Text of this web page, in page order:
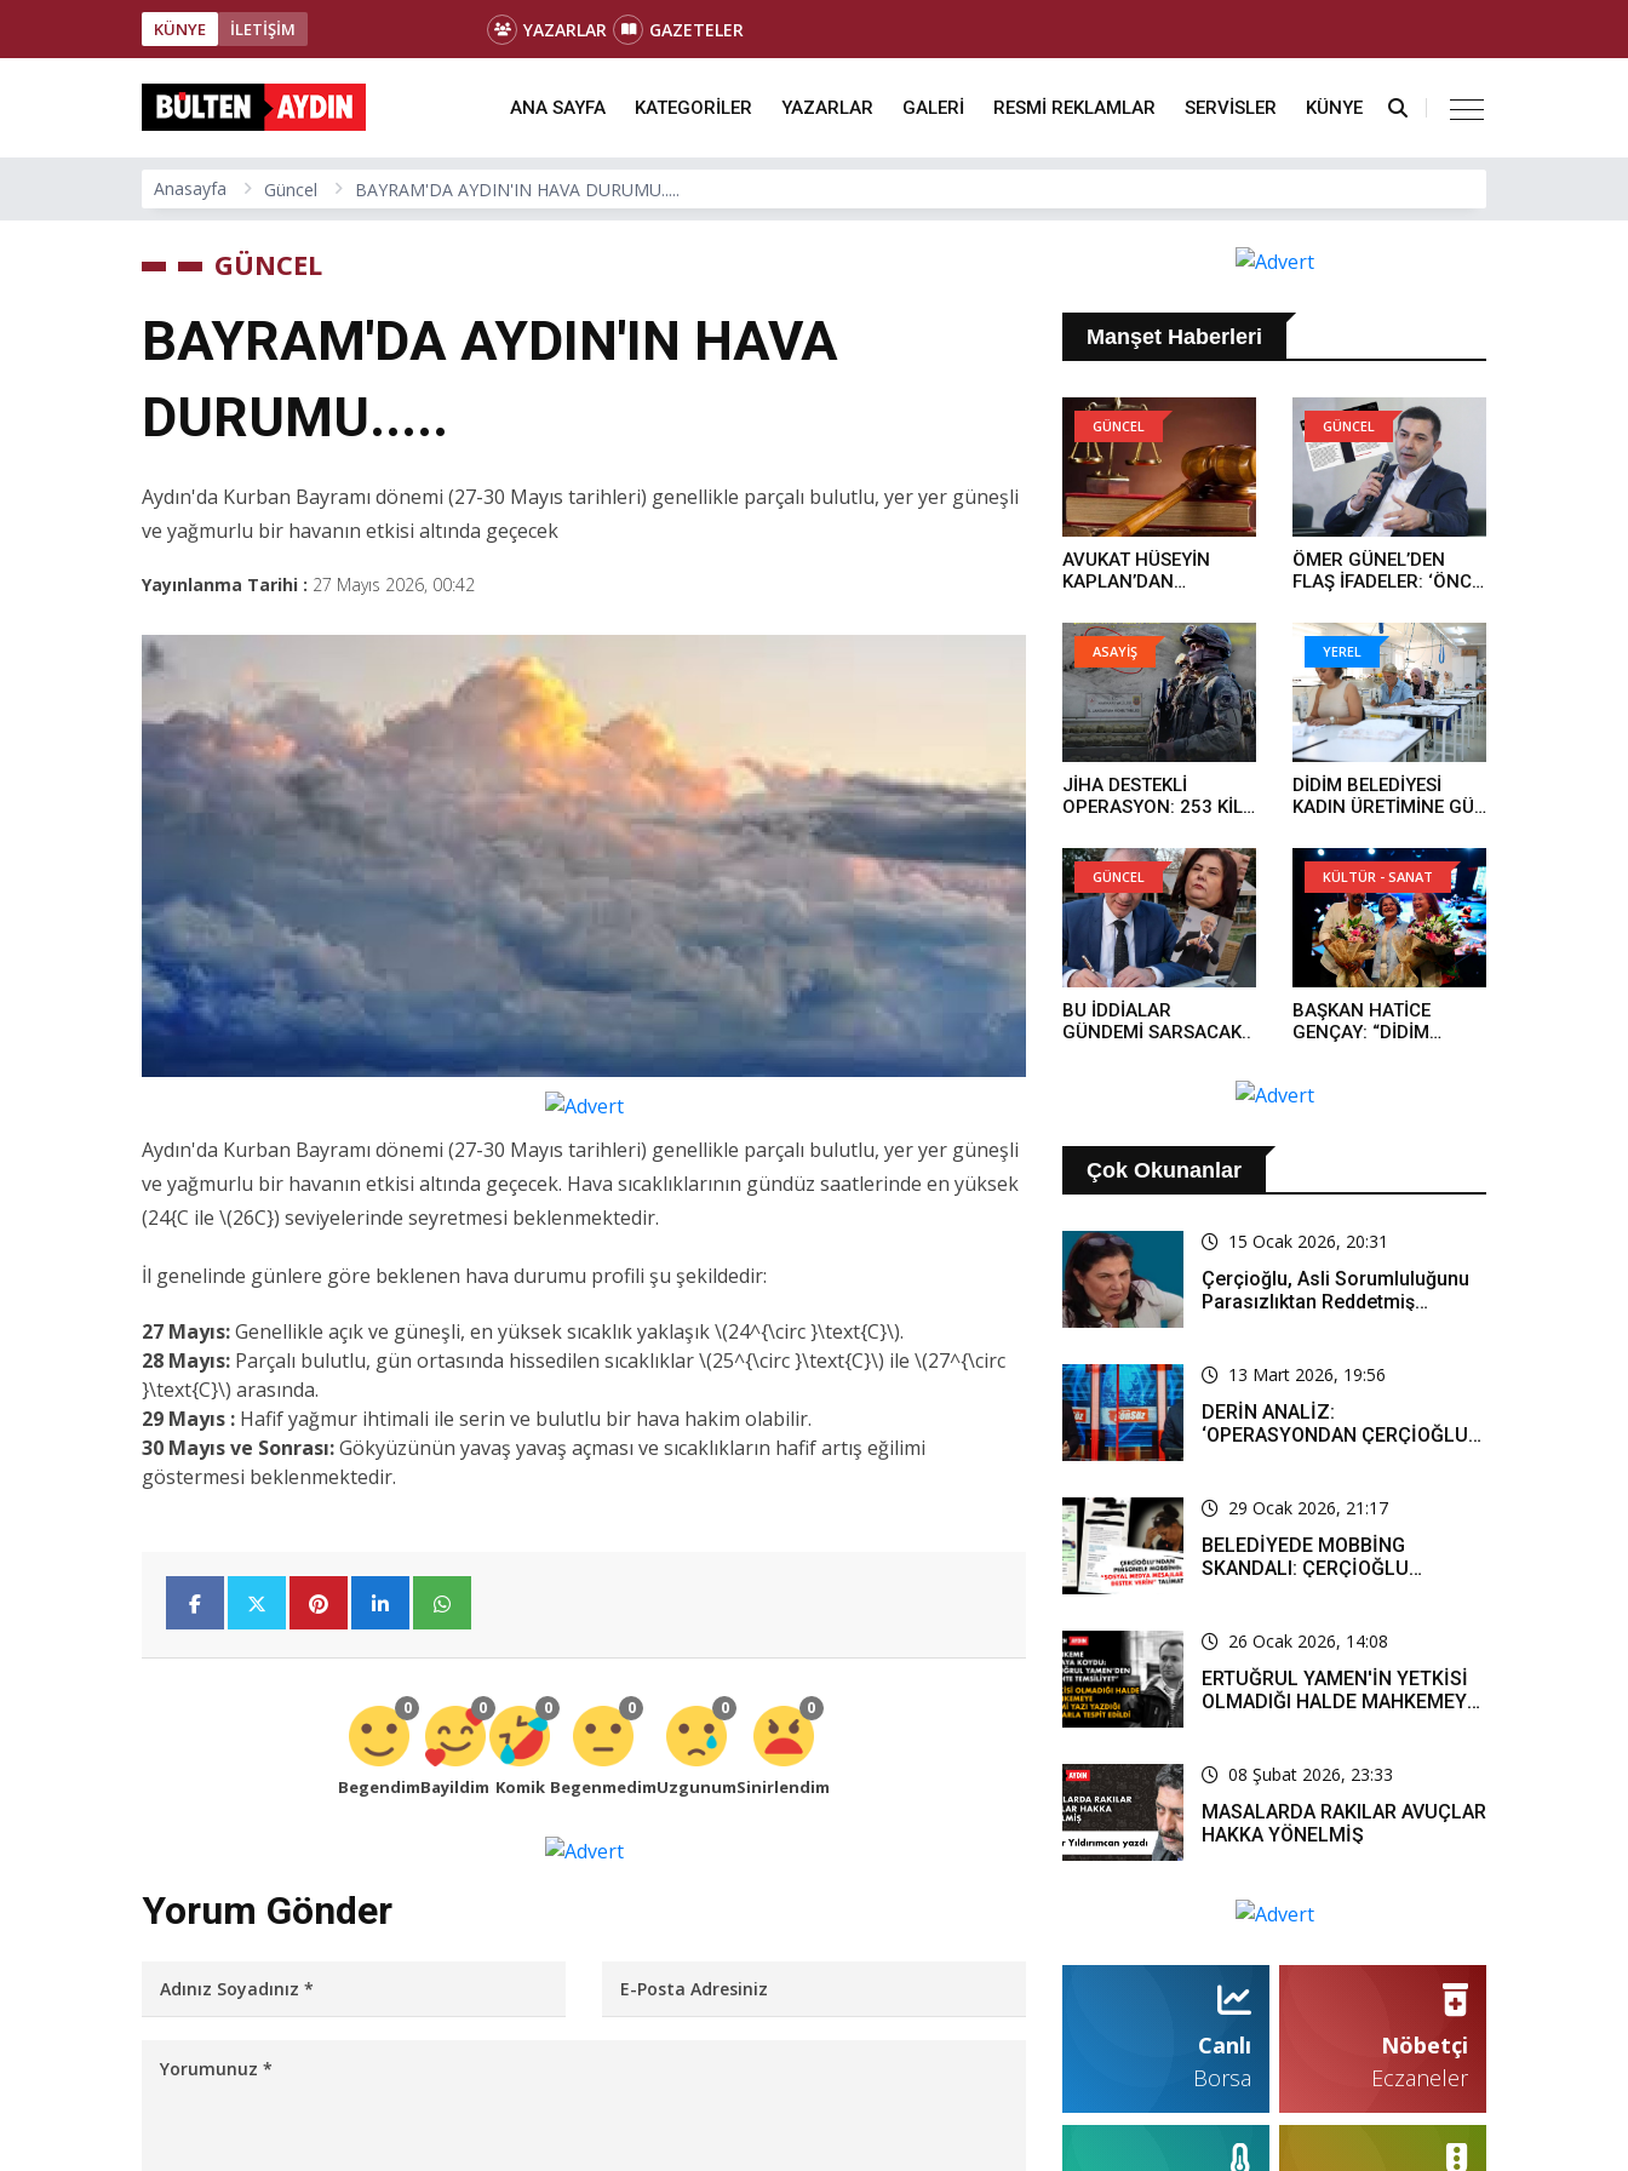
KÜNYE İLETİŞİM YAZARLAR GAZETELER
ANA SAYFA KATEGORİLER YAZARLAR GALERİ RESMİ REKLAMLAR SERVİSLER KÜNYE
Anasayfa Güncel BAYRAM'DA AYDIN'IN HAVA DURUMU.....
GÜNCEL
BAYRAM'DA AYDIN'IN HAVA
DURUMU.....
Aydın'da Kurban Bayramı dönemi (27-30 Mayıs tarihleri) genellikle parçalı bulutlu, yer yer güneşli
ve yağmurlu bir havanın etkisi altında geçecek
Yayınlanma Tarihi : 27 Mayıs 2026, 00:42
Aydın'da Kurban Bayramı dönemi (27-30 Mayıs tarihleri) genellikle parçalı bulutlu, yer yer güneşli
ve yağmurlu bir havanın etkisi altında geçecek. Hava sıcaklıklarının gündüz saatlerinde en yüksek
(24{C ile \(26C}) seviyelerinde seyretmesi beklenmektedir.
İl genelinde günlere göre beklenen hava durumu profili şu şekildedir:
27 Mayıs:Genellikle açık ve güneşli, en yüksek sıcaklık yaklaşık \(24^{\circ }\text{C}\).
28 Mayıs: Parçalı bulutlu, gün ortasında hissedilen sıcaklıklar \(25^{\circ }\text{C}\) ile \(27^{\circ
}\text{C}\) arasında.
29 Mayıs : Hafif yağmur ihtimali ile serin ve bulutlu bir hava hakim olabilir.
30 Mayıs ve Sonrası:Gökyüzünün yavaş yavaş açması ve sıcaklıkların hafif artış eğilimi
göstermesi beklenmektedir.
0
Begendim
0
Bayildim
0
Komik
0
Begenmedim
0
Uzgunum
0
Sinirlendim
Yorum Gönder
Manşet Haberleri
GÜNCEL
AVUKAT HÜSEYİN
KAPLAN’DAN
‘HUKUKSUZ ARAMA
YAPILDI VE ÖMER
GÜNEL’İN DAVA
DOSYALARINA EL
KONULDU’..
GÜNCEL
ÖMER GÜNEL’DEN
FLAŞ İFADELER: ‘ÖNCE
ARDINDAN İFTİRA
İFADELERİ GELDİ’..
ASAYİŞ
JİHA DESTEKLİ
OPERASYON: 253 KİLO
YEREL
DİDİM BELEDİYESİ
KADIN ÜRETİMİNE GÜÇ
GÜNCEL
BU İDDİALAR
GÜNDEMİ SARSACAK..
KÜLTÜR - SANAT
BAŞKAN HATİCE
GENÇAY: “DİDİM
Çok Okunanlar
15 Ocak 2026, 20:31
Çerçioğlu, Asli Sorumluluğunu
Parasızlıktan Reddetmiş…
13 Mart 2026, 19:56
DERİN ANALİZ:
‘OPERASYONDAN ÇERÇİOĞLU
MUCİZE’
29 Ocak 2026, 21:17
BELEDİYEDE MOBBİNG
SKANDALI: ÇERÇİOĞLU
26 Ocak 2026, 14:08
ERTUĞRUL YAMEN'İN YETKİSİ
OLMADIĞI HALDE MAHKEMEYE
08 Şubat 2026, 23:33
MASALARDA RAKILAR AVUÇLAR
HAKKA YÖNELMİŞ
Canlı
Borsa
Nöbetçi
Eczaneler